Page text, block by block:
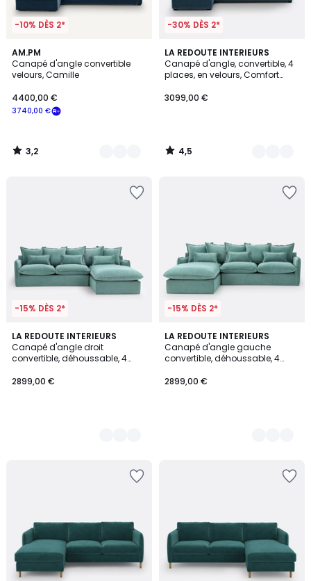
-10% DÈS 2*
AM.PM
Canapé d'angle convertible
velours, Camille
3740,00 €
4400,00 €
3,2
/ 5
3
Couleurs
3,2
/
-30% DÈS 2*
LA REDOUTE INTERIEURS
Canapé d'angle, convertible, 4
places, en velours, Comfort
3099,00 €
4,5
/ 5
7
Couleurs
4,5
/
-15% DÈS 2*
LA REDOUTE INTERIEURS
Canapé d'angle droit
convertible, déhoussable, 4
2899,00 €
3
Couleurs
-15% DÈS 2*
LA REDOUTE INTERIEURS
Canapé d'angle gauche
convertible, déhoussable, 4
2899,00 €
3
Couleurs